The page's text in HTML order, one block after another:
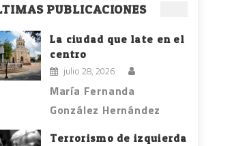
PUBLICACIONES
La ciudad que late en el
centro
julio 28, 2026
María Fernanda
González Hernández
Terrorismo de izquierda